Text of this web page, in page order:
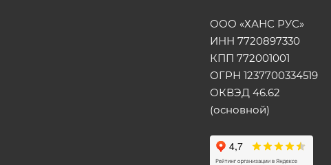
ООО «ХАНС РУС»
ИНН 7720897330
КПП 772001001
ОГРН 1237700334519
ОКВЭД 46.62
(основной)